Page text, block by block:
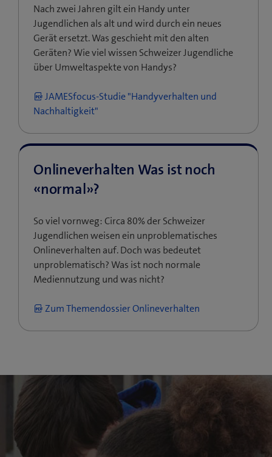
Nach zwei Jahren gilt ein Handy unter
Jugendlichen als alt und wird durch ein neues
Gerät ersetzt. Was geschieht mit den alten
Geräten? Wie viel wissen Schweizer Jugendliche
über Umweltaspekte von Handys?
JAMESfocus-Studie "Handyverhalten und
Nachhaltigkeit"
Onlineverhalten Was ist noch
«normal»?
So viel vornweg: Circa 80% der Schweizer
Jugendlichen weisen ein unproblematisches
Onlineverhalten auf. Doch was bedeutet
unproblematisch? Was ist noch normale
Mediennutzung und was nicht?
Zum Themendossier Onlineverhalten